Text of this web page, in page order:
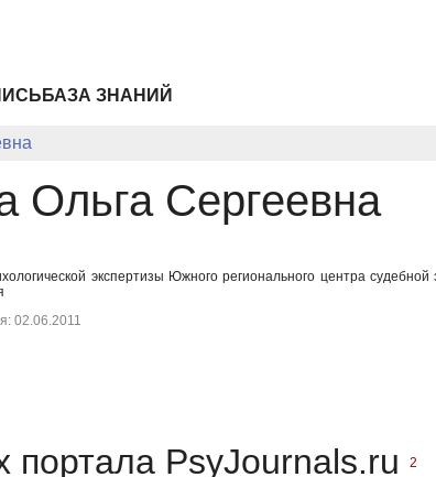
БАЗА ЗНАНИЙ
Ольга Сергеевна
экспертизы Южного регионального центра
02.06.2011
портала PsyJournals.ru 2